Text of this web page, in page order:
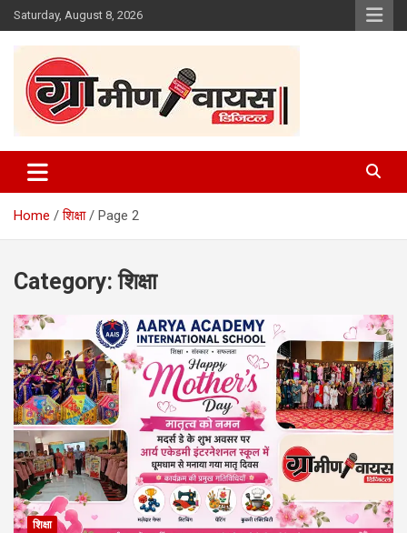
Skip
to
content
Saturday, August 8, 2026
Gramin Voice
Home शिक्षा Page 2
Category:शिक्षा
शिक्षा